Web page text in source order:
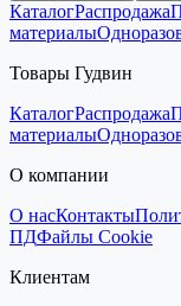
КаталогРаспродажа
материалы
Товары Гудвин
КаталогРаспродажа
материалы
О компании
О насКонтакты
ПДФайлы Cookie
Клиентам